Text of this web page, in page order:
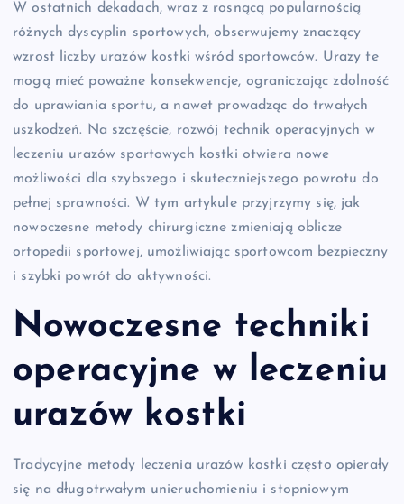
W ostatnich dekadach, wraz z rosnącą popularnością
różnych dyscyplin sportowych, obserwujemy znaczący
wzrost liczby urazów kostki wśród sportowców. Urazy te
mogą mieć poważne konsekwencje, ograniczając zdolność
do uprawiania sportu, a nawet prowadząc do trwałych
uszkodzeń. Na szczęście, rozwój technik operacyjnych w
leczeniu urazów sportowych kostki otwiera nowe
możliwości dla szybszego i skuteczniejszego powrotu do
pełnej sprawności. W tym artykule przyjrzymy się, jak
nowoczesne metody chirurgiczne zmieniają oblicze
ortopedii sportowej, umożliwiając sportowcom bezpieczny
i szybki powrót do aktywności.
Nowoczesne techniki
operacyjne w leczeniu
urazów kostki
Tradycyjne metody leczenia urazów kostki często opierały
się na długotrwałym unieruchomieniu i stopniowym